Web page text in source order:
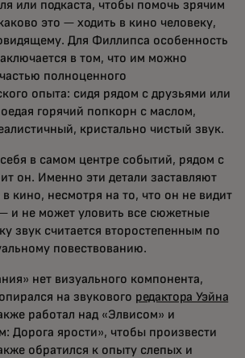
или подкаста, чтобы помочь зрячим
это — ходить в кино человеку,
Для Филлипса особенность
в том, что им можно
полноценного
опыта: сидя рядом с друзьями или
горячий попкорн с маслом,
кристально чистый звук.
в самом центре событий, рядом с
он. Именно эти детали заставляют
в кино, несмотря на то, что он не видит
и не может уловить все сюжетные
звук считается второстепенным по
повествованию.
нет визуального компонента,
на звукового редактора Уэйна
работал над «Элвисом» и
Дорога ярости», чтобы произвести
обратился к опыту слепых и